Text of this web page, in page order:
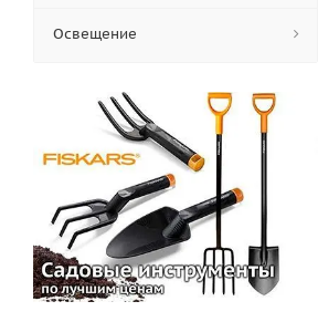
Освещение